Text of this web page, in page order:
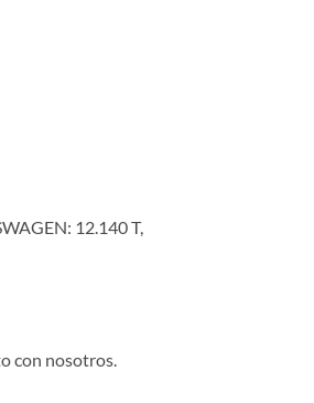
12.140 T,
con nosotros.